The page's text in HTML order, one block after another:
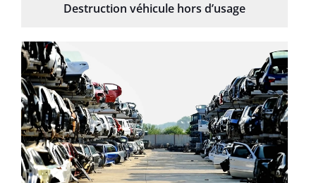
Destruction véhicule hors d’usage